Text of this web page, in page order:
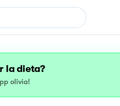
la dieta?
olivia!